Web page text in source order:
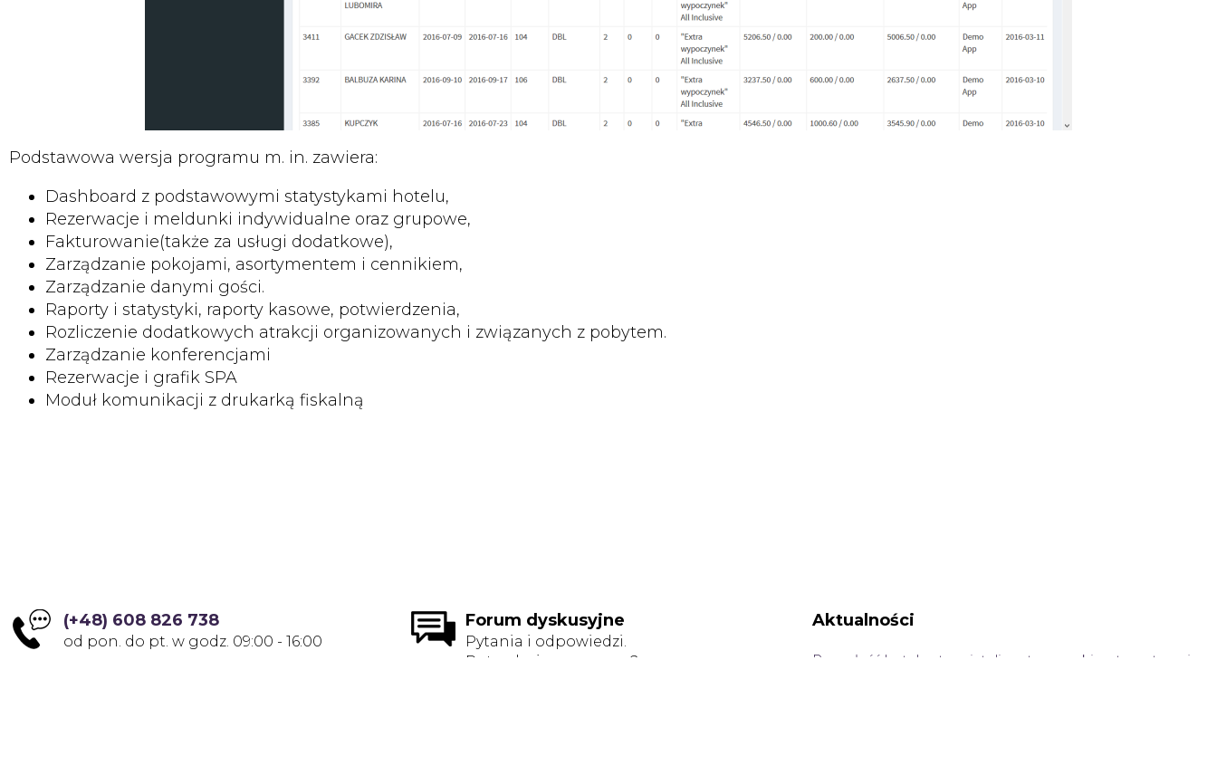
Podstawowa wersja programu m. in. zawiera:
Dashboard z podstawowymi statystykami hotelu,
Rezerwacje i meldunki indywidualne oraz grupowe,
Fakturowanie(także za usługi dodatkowe),
Zarządzanie pokojami, asortymentem i cennikiem,
Zarządzanie danymi gości.
Raporty i statystyki, raporty kasowe, potwierdzenia,
Rozliczenie dodatkowych atrakcji organizowanych i związanych z pobytem.
Zarządzanie konferencjami
Rezerwacje i grafik SPA
Moduł komunikacji z drukarką fiskalną
(+48) 608 826 738
od pon. do pt. w godz. 09:00 - 16:00
Forum dyskusyjne
Pytania i odpowiedzi.
Potrzebujesz pomocy?
Aktualności
Przyszłość hotelarstwa: inteligentne zamki, automatyzacja